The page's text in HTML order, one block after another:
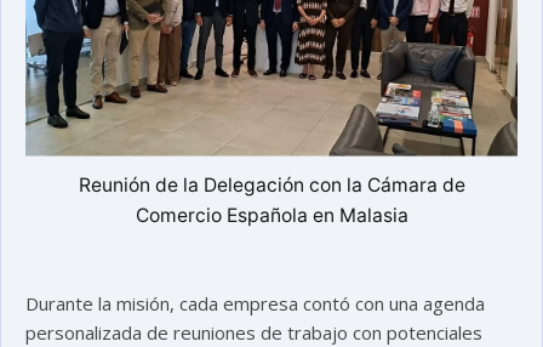
Reunión de la Delegación con la Cámara de
Comercio Española en Malasia
Durante la misión, cada empresa contó con una agenda
personalizada de reuniones de trabajo con potenciales